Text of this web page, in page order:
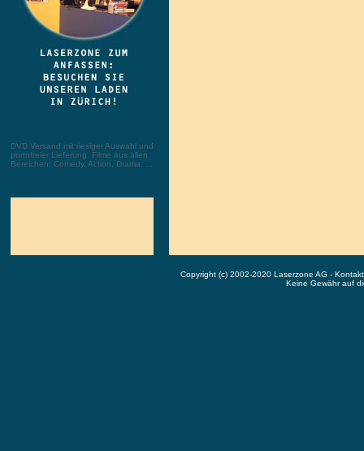
DVD Versand mit riesiger Auswahl und
portofreier Lieferung. Filme aus allen
Bereichen: Comedy, Action, Drama, ...
Copyright (c) 2002-2020 Laserzone AG -
Keine Gewähr auf